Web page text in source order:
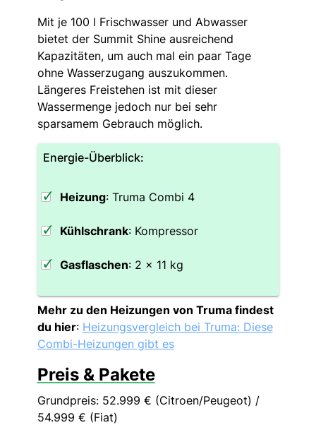
Mit je 100 l Frischwasser und Abwasser
bietet der Summit Shine ausreichend
Kapazitäten, um auch mal ein paar Tage
ohne Wasserzugang auszukommen.
Längeres Freistehen ist mit dieser
Wassermenge jedoch nur bei sehr
sparsamem Gebrauch möglich.
Energie-Überblick:
Heizung: Truma Combi 4
Kühlschrank: Kompressor
Gasflaschen: 2 x 11 kg
Mehr zu den Heizungen von Truma findest
du hier: Heizungsvergleich bei Truma: Diese
Combi-Heizungen gibt es
Preis & Pakete
Grundpreis: 52.999 € (Citroen/Peugeot) /
54.999 € (Fiat)